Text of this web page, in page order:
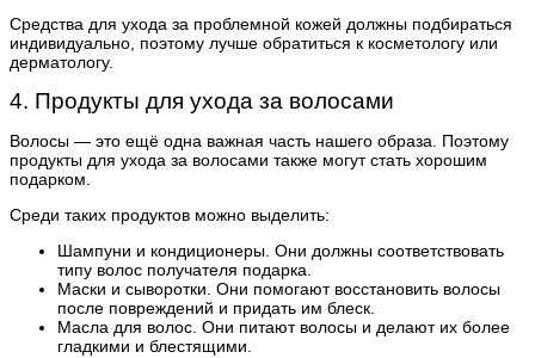
Средства для ухода за проблемной кожей должны подбираться
индивидуально, поэтому лучше обратиться к косметологу или
дерматологу.
4. Продукты для ухода за волосами
Волосы — это ещё одна важная часть нашего образа. Поэтому
продукты для ухода за волосами также могут стать хорошим
подарком.
Среди таких продуктов можно выделить:
Шампуни и кондиционеры. Они должны соответствовать
типу волос получателя подарка.
Маски и сыворотки. Они помогают восстановить волосы
после повреждений и придать им блеск.
Масла для волос. Они питают волосы и делают их более
гладкими и блестящими.